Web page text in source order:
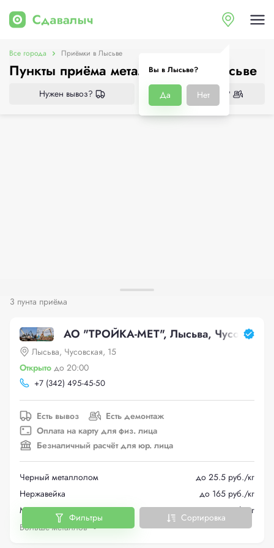
Вы в Лысьве?
Да Нет
Все города Приёмки в Лысьве
Пункты приёма металлолома в Лысьве
Нужен вывоз? Нужен демонтаж?
3 пунта приёма
АО "ТРОЙКА-МЕТ", Лысьва, Чусовская,
Лысьва, Чусовская, 15
Открыто до 20:00
+7 (342) 495-45-50
Есть вывоз
Есть демонтаж
Оплата на карту для физ. лица
Безналичный расчёт для юр. лица
Черный металлолом
до 25.5 руб./кг
Нержавейка
до 165 руб./кг
Медь
до 743 руб./кг
Больше металлов
Фильтры Сортировка